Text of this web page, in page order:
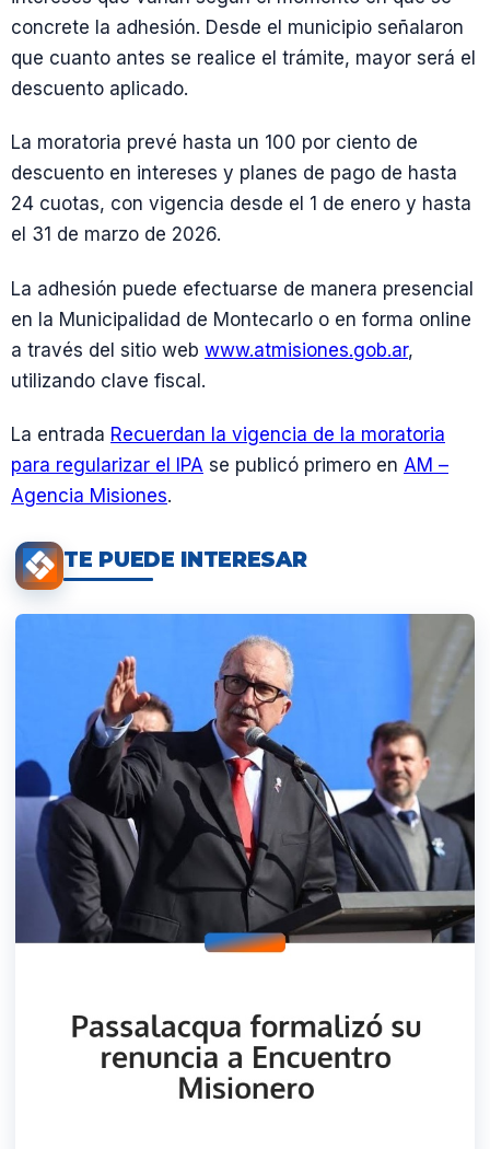
concrete la adhesión. Desde el municipio señalaron
que cuanto antes se realice el trámite, mayor será el
descuento aplicado.
La moratoria prevé hasta un 100 por ciento de
descuento en intereses y planes de pago de hasta
24 cuotas, con vigencia desde el 1 de enero y hasta
el 31 de marzo de 2026.
La adhesión puede efectuarse de manera presencial
en la Municipalidad de Montecarlo o en forma online
a través del sitio web www.atmisiones.gob.ar,
utilizando clave fiscal.
La entrada Recuerdan la vigencia de la moratoria
para regularizar el IPA se publicó primero en AM –
Agencia Misiones.
TE PUEDE INTERESAR